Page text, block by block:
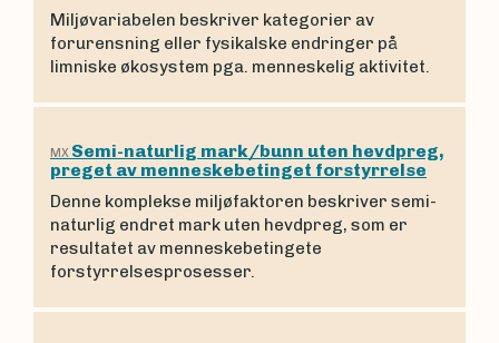
Miljøvariabelen beskriver kategorier av
forurensning eller fysikalske endringer på
limniske økosystem pga. menneskelig aktivitet.
MX Semi-naturlig mark/bunn uten hevdpreg,
preget av menneskebetinget forstyrrelse
Denne komplekse miljøfaktoren beskriver semi-
naturlig endret mark uten hevdpreg, som er
resultatet av menneskebetingete
forstyrrelsesprosesser.